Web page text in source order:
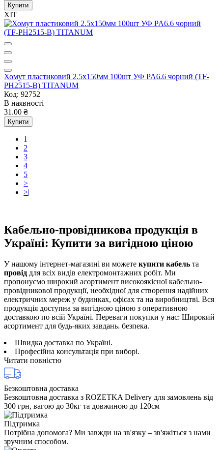
Купити
ХІТ
Хомут пластиковий 2.5x150мм 100шт УФ PA6.6 чорний (TF-
PH2515-B) TITANUM
Код: 92752
В наявності
31.00 ₴
Купити
1
2
3
4
5
>
>|
Кабельно-провідникова продукція в
Україні: Купити за вигідною ціною
У нашому інтернет-магазині ви можете купити кабель та
провід для всіх видів електромонтажних робіт. Ми
пропонуємо широкий асортимент високоякісної кабельно-
провідникової продукції, необхідної для створення надійних
електричних мереж у будинках, офісах та на виробництві. Вся
продукція доступна за вигідною ціною з оперативною
доставкою по всій Україні. Переваги покупки у нас: Широкий
асортимент для будь-яких завдань. безпека.
Швидка доставка по Україні.
Професійна консультація при виборі.
Читати повністю
Безкоштовна доставка
Безкоштовна доставка з ROZETKA Delivery для замовлень від
300 грн, вагою до 30кг та довжиною до 120см
Підтримка
Потрібна допомога? Ми завжди на зв'язку – зв'яжіться з нами
зручним способом.